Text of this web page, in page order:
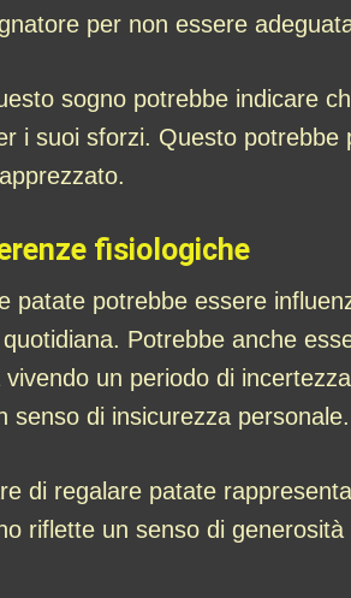
per non essere
sogno potrebbe indicare
i suoi sforzi. Questo
fisiologiche
patate potrebbe essere
Potrebbe anche
un periodo di
senso di insicurezza personale.
di regalare patate
riflette un senso di